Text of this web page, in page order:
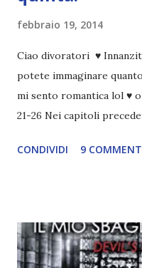
febbraio 19, 2014
Ciao divoratori ♥
potete immaginare
mi sento romantica lol ♥
21-26 Nei capitoli
incontrano e Hesediel
angelo puro, Elemiah.
l'angelo non ha
CONDIVIDI 9